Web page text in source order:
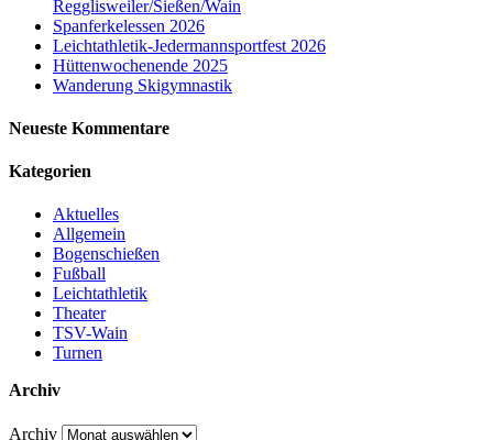
Regglisweiler/Sießen/Wain
Spanferkelessen 2026
Leichtathletik-Jedermannsportfest 2026
Hüttenwochenende 2025
Wanderung Skigymnastik
Neueste Kommentare
Kategorien
Aktuelles
Allgemein
Bogenschießen
Fußball
Leichtathletik
Theater
TSV-Wain
Turnen
Archiv
Archiv